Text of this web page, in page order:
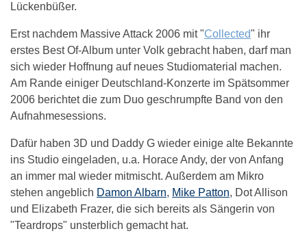
Lückenbüßer.
Erst nachdem Massive Attack 2006 mit "Collected" ihr
erstes Best Of-Album unter Volk gebracht haben, darf man
sich wieder Hoffnung auf neues Studiomaterial machen.
Am Rande einiger Deutschland-Konzerte im Spätsommer
2006 berichtet die zum Duo geschrumpfte Band von den
Aufnahmesessions.
Dafür haben 3D und Daddy G wieder einige alte Bekannte
ins Studio eingeladen, u.a. Horace Andy, der von Anfang
an immer mal wieder mitmischt. Außerdem am Mikro
stehen angeblich Damon Albarn, Mike Patton, Dot Allison
und Elizabeth Frazer, die sich bereits als Sängerin von
"Teardrops" unsterblich gemacht hat.